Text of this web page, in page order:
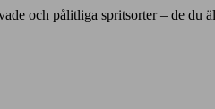
och pålitliga spritsorter – de du